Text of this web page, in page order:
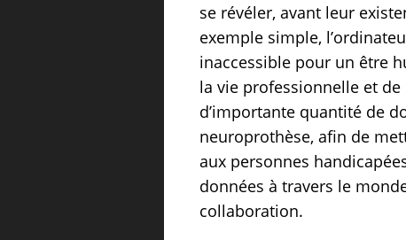
se révéler, avant leur
exemple simple,
inaccessible pour un être
la vie professionnelle et de
d’importante quantité de
neuroprothèse, afin de
aux personnes
données à travers le
collaboration.